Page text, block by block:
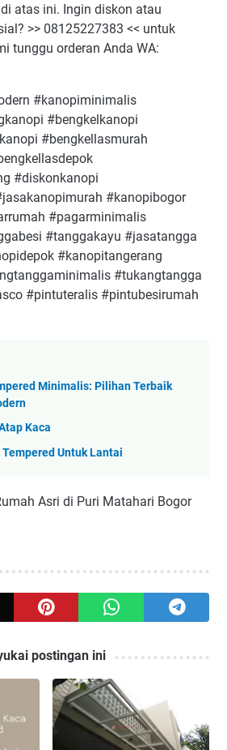
atas ini. Ingin diskon atau
>> 08125227383 << untuk
tunggu orderan Anda WA:
#kanopiminimalis
#bengkelkanopi
#bengkellasmurah
#diskonkanopi
#kanopibogor
#pagarminimalis
#tanggakayu #jasatangga
#kanopitangerang
#tukangtangga
#pintuteralis #pintubesirumah
Minimalis: Pilihan Terbaik
Kaca
Untuk Lantai
Asri di Puri Matahari Bogor
postingan ini